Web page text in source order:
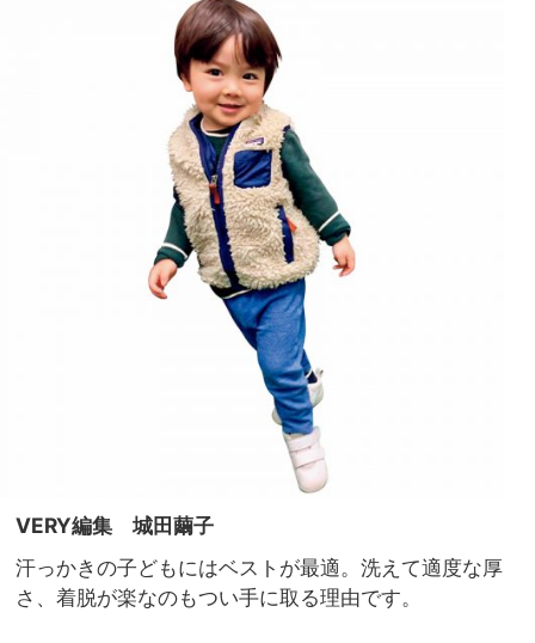
VERY編集 城田繭子
汗っかきの子どもにはベストが最適。洗えて適度な厚
さ、着脱が楽なのもつい手に取る理由です。